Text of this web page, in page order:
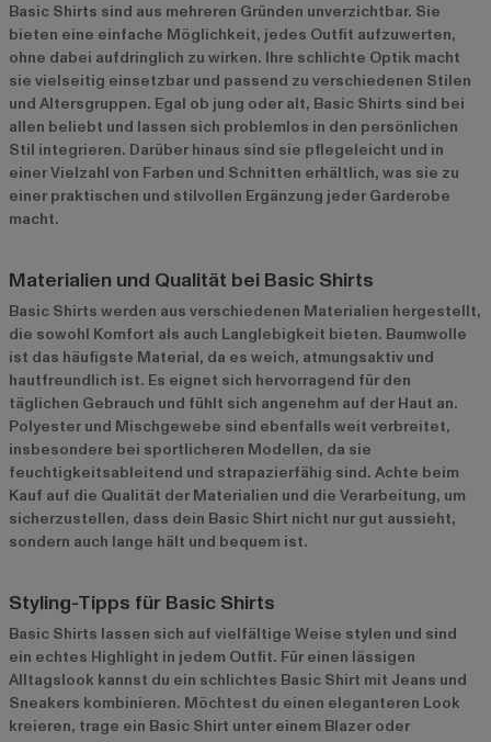
Basic Shirts sind aus mehreren Gründen unverzichtbar. Sie
bieten eine einfache Möglichkeit, jedes Outfit aufzuwerten,
ohne dabei aufdringlich zu wirken. Ihre schlichte Optik macht
sie vielseitig einsetzbar und passend zu verschiedenen Stilen
und Altersgruppen. Egal ob jung oder alt, Basic Shirts sind bei
allen beliebt und lassen sich problemlos in den persönlichen
Stil integrieren. Darüber hinaus sind sie pflegeleicht und in
einer Vielzahl von Farben und Schnitten erhältlich, was sie zu
einer praktischen und stilvollen Ergänzung jeder Garderobe
macht.
Materialien und Qualität bei Basic Shirts
Basic Shirts werden aus verschiedenen Materialien hergestellt,
die sowohl Komfort als auch Langlebigkeit bieten. Baumwolle
ist das häufigste Material, da es weich, atmungsaktiv und
hautfreundlich ist. Es eignet sich hervorragend für den
täglichen Gebrauch und fühlt sich angenehm auf der Haut an.
Polyester und Mischgewebe sind ebenfalls weit verbreitet,
insbesondere bei sportlicheren Modellen, da sie
feuchtigkeitsableitend und strapazierfähig sind. Achte beim
Kauf auf die Qualität der Materialien und die Verarbeitung, um
sicherzustellen, dass dein Basic Shirt nicht nur gut aussieht,
sondern auch lange hält und bequem ist.
Styling-Tipps für Basic Shirts
Basic Shirts lassen sich auf vielfältige Weise stylen und sind
ein echtes Highlight in jedem Outfit. Für einen lässigen
Alltagslook kannst du ein schlichtes Basic Shirt mit Jeans und
Sneakers kombinieren. Möchtest du einen eleganteren Look
kreieren, trage ein Basic Shirt unter einem Blazer oder